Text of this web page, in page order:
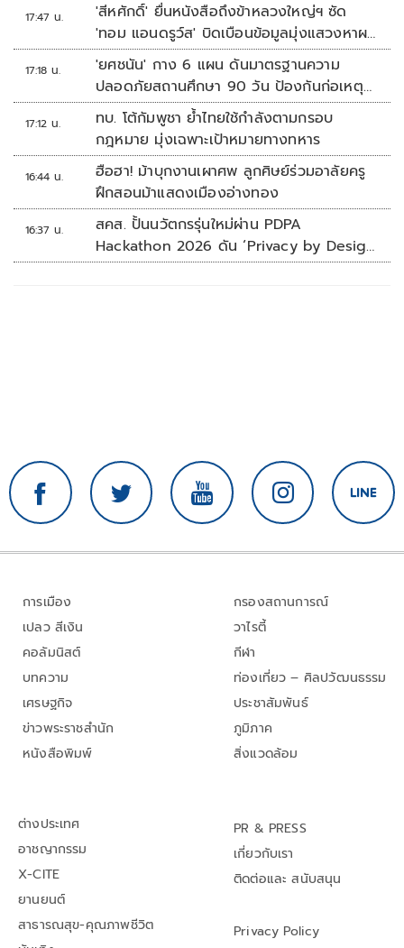
17:47 น.
'สีหศักดิ์' ยื่นหนังสือถึงข้าหลวงใหญ่ฯ ซัด
'ทอม แอนดรูว์ส' บิดเบือนข้อมูลมุ่งแสวงหาผล
ประโยชน์ทางการเมือง
17:18 น.
'ยศชนัน' กาง 6 แผน ดันมาตรฐานความ
ปลอดภัยสถานศึกษา 90 วัน ป้องกันก่อเหตุ
รุนแรง
17:12 น.
ทบ. โต้กัมพูชา ย้ำไทยใช้กำลังตามกรอบ
กฎหมาย มุ่งเฉพาะเป้าหมายทางทหาร
16:44 น.
ฮือฮา! ม้าบุกงานเผาศพ ลูกศิษย์ร่วมอาลัยครู
ฝึกสอนม้าแสดงเมืองอ่างทอง
16:37 น.
สคส. ปั้นนวัตกรรุ่นใหม่ผ่าน PDPA
Hackathon 2026 ดัน ‘Privacy by Design
for all’ สู่โซลูชันคุ้มครองข้อมูลส่วนบุคคลที่
การเมือง
เปลว สีเงิน
คอลัมนิสต์
บทความ
เศรษฐกิจ
ข่าวพระราชสำนัก
หนังสือพิมพ์
กรองสถานการณ์
วาไรตี้
กีฬา
ท่องเที่ยว – ศิลปวัฒนธรรม
ประชาสัมพันธ์
ภูมิภาค
สิ่งแวดล้อม
ต่างประเทศ
อาชญากรรม
X-CITE
ยานยนต์
สาธารณสุข-คุณภาพชีวิต
PR & PRESS
เกี่ยวกับเรา
ติดต่อและ สนับสนุน
Privacy Policy